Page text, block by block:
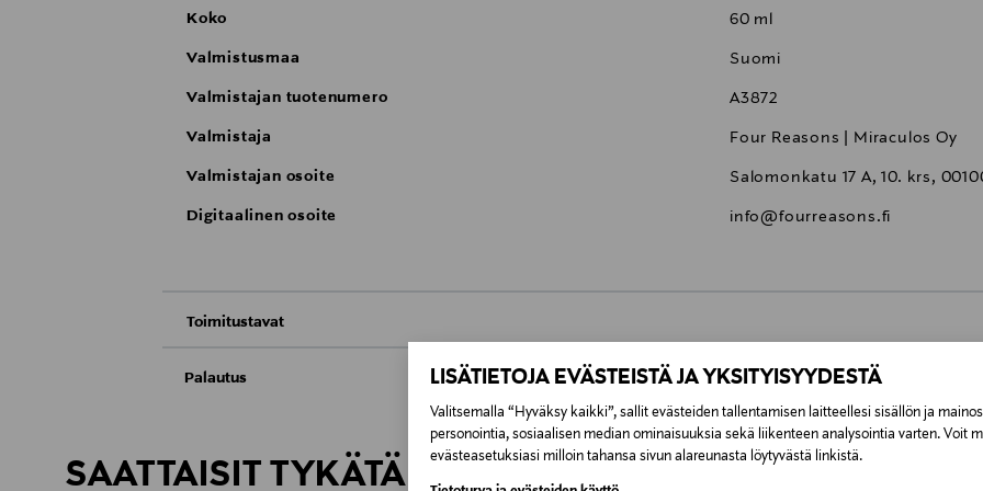
LISÄTIETOJA EVÄSTEISTÄ JA YKSITYISYYDESTÄ
Valitsemalla “Hyväksy kaikki”, sallit evästeiden tallentamisen laitteellesi sisällön ja
personointia, sosiaalisen median ominaisuuksia sekä liikenteen analysointia varten. Voit
evästeasetuksiasi milloin tahansa sivun alareunasta löytyvästä linkistä.
Koko 60 ml
Valmistusmaa Suomi
Valmistajan tuotenumero A3872
Valmistaja Four Reasons | Miraculos Oy
Valmistajan osoite Salomonkatu 17 A, 10. krs,
Digitaalinen osoite info@fourreasons.fi
Toimitustavat
Toimitus automaattiin tai noutopisteeseen 0,00 € – 4,90 €
Kotiinkuljetus
Palautus
Meille on hyvin tärkeää, että olet tyytyväinen tilaukseesi. Voit palauttaa tilaamasi tuotteen 30 vuorokauden
Kosmetiikka- ja luontaistuotepakkaukset tulee palauttaa avaamattomissa alkuperäispakkauksissaan ja
Avattua tuotetta ei voi palauttaa.
SAATTAISIT TYKÄTÄ MYÖS NÄISTÄ